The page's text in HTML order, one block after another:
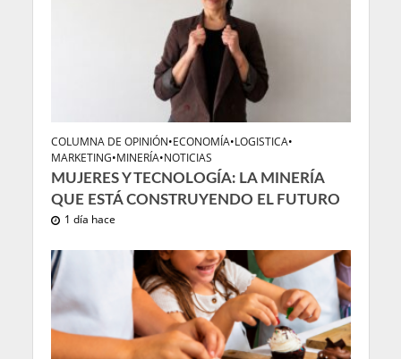
COLUMNA DE OPINIÓN•ECONOMÍA•LOGISTICA•
MARKETING•MINERÍA•NOTICIAS
MUJERES Y TECNOLOGÍA: LA MINERÍA
QUE ESTÁ CONSTRUYENDO EL FUTURO
1 día hace